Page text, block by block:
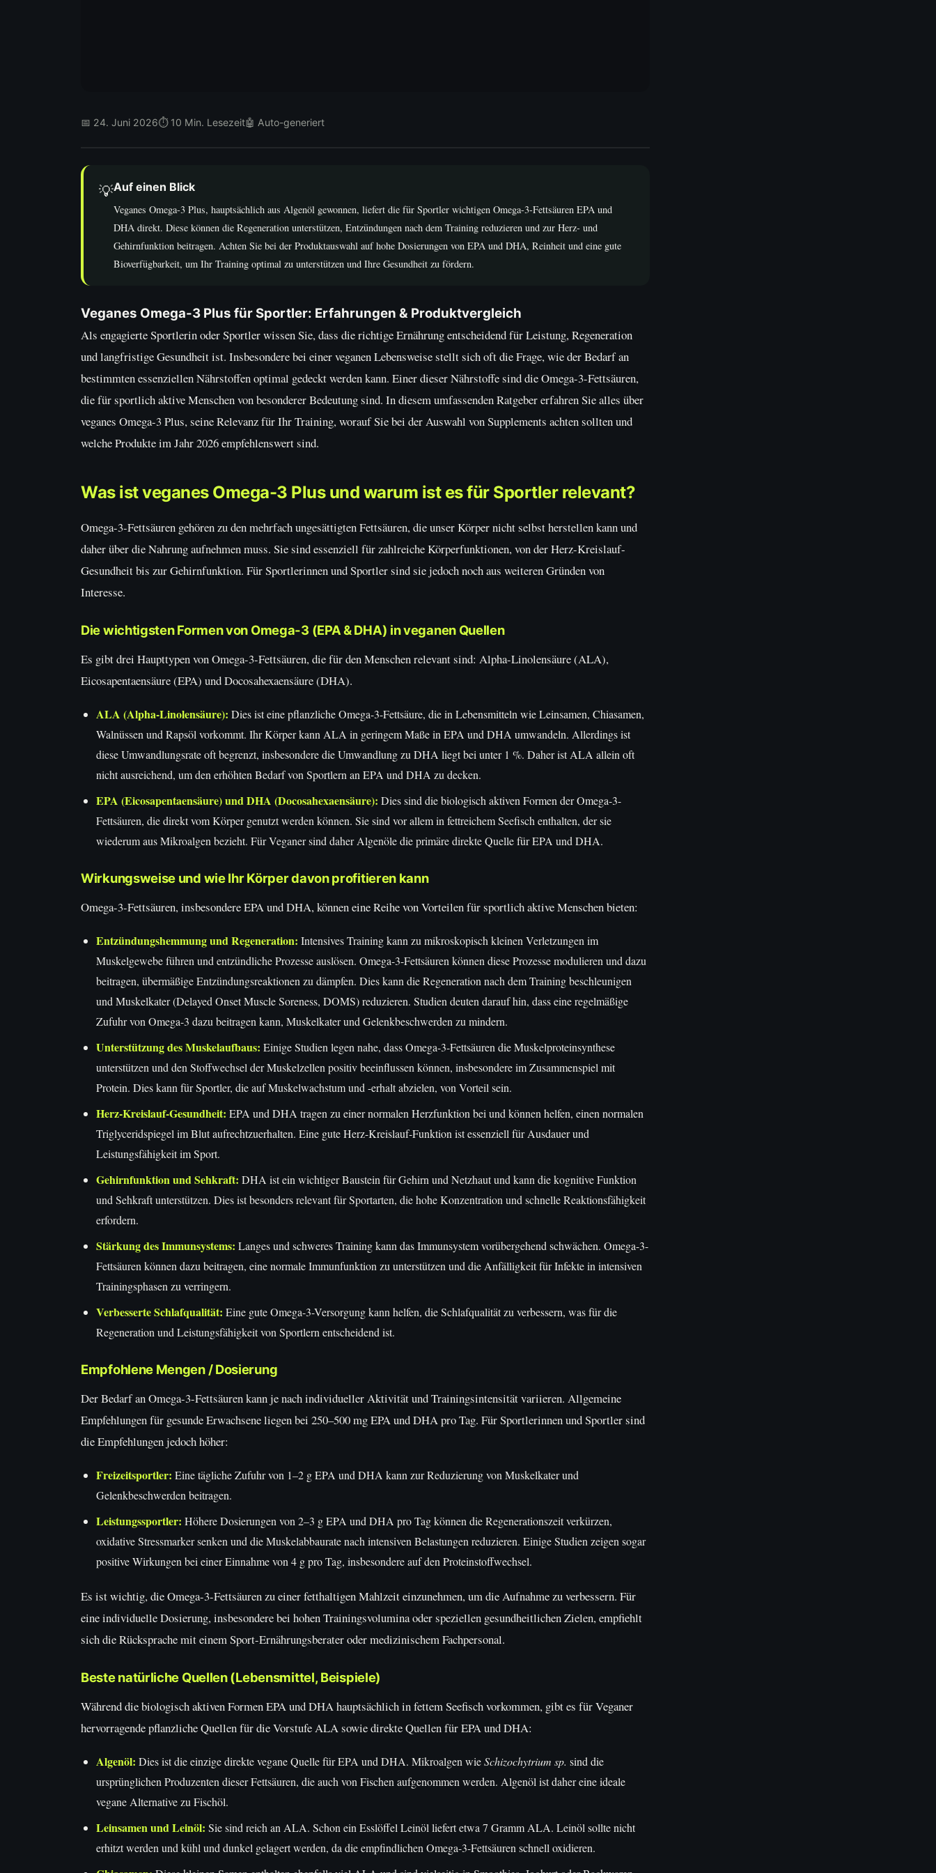
📅 24. Juni 2026⏱ 10 Min. Lesezeit🤖 Auto-generiert
💡Auf einen Blick
Veganes Omega-3 Plus, hauptsächlich aus Algenöl gewonnen, liefert die für Sportler wichtigen Omega-3-Fettsäuren EPA und
DHA direkt. Diese können die Regeneration unterstützen, Entzündungen nach dem Training reduzieren und zur Herz- und
Gehirnfunktion beitragen. Achten Sie bei der Produktauswahl auf hohe Dosierungen von EPA und DHA, Reinheit und eine gute
Bioverfügbarkeit, um Ihr Training optimal zu unterstützen und Ihre Gesundheit zu fördern.
Veganes Omega-3 Plus für Sportler: Erfahrungen & Produktvergleich
Als engagierte Sportlerin oder Sportler wissen Sie, dass die richtige Ernährung entscheidend für Leistung, Regeneration
und langfristige Gesundheit ist. Insbesondere bei einer veganen Lebensweise stellt sich oft die Frage, wie der Bedarf an
bestimmten essenziellen Nährstoffen optimal gedeckt werden kann. Einer dieser Nährstoffe sind die Omega-3-Fettsäuren,
die für sportlich aktive Menschen von besonderer Bedeutung sind. In diesem umfassenden Ratgeber erfahren Sie alles über
veganes Omega-3 Plus, seine Relevanz für Ihr Training, worauf Sie bei der Auswahl von Supplements achten sollten und
welche Produkte im Jahr 2026 empfehlenswert sind.
Was ist veganes Omega-3 Plus und warum ist es für Sportler relevant?
Omega-3-Fettsäuren gehören zu den mehrfach ungesättigten Fettsäuren, die unser Körper nicht selbst herstellen kann und
daher über die Nahrung aufnehmen muss. Sie sind essenziell für zahlreiche Körperfunktionen, von der Herz-Kreislauf-
Gesundheit bis zur Gehirnfunktion. Für Sportlerinnen und Sportler sind sie jedoch noch aus weiteren Gründen von
Interesse.
Die wichtigsten Formen von Omega-3 (EPA & DHA) in veganen Quellen
Es gibt drei Haupttypen von Omega-3-Fettsäuren, die für den Menschen relevant sind: Alpha-Linolensäure (ALA),
Eicosapentaensäure (EPA) und Docosahexaensäure (DHA).
ALA (Alpha-Linolensäure): Dies ist eine pflanzliche Omega-3-Fettsäure, die in Lebensmitteln wie Leinsamen, Chiasamen,
Walnüssen und Rapsöl vorkommt. Ihr Körper kann ALA in geringem Maße in EPA und DHA umwandeln. Allerdings ist
diese Umwandlungsrate oft begrenzt, insbesondere die Umwandlung zu DHA liegt bei unter 1 %. Daher ist ALA allein oft
nicht ausreichend, um den erhöhten Bedarf von Sportlern an EPA und DHA zu decken.
EPA (Eicosapentaensäure) und DHA (Docosahexaensäure): Dies sind die biologisch aktiven Formen der Omega-3-
Fettsäuren, die direkt vom Körper genutzt werden können. Sie sind vor allem in fettreichem Seefisch enthalten, der sie
wiederum aus Mikroalgen bezieht. Für Veganer sind daher Algenöle die primäre direkte Quelle für EPA und DHA.
Wirkungsweise und wie Ihr Körper davon profitieren kann
Omega-3-Fettsäuren, insbesondere EPA und DHA, können eine Reihe von Vorteilen für sportlich aktive Menschen bieten:
Entzündungshemmung und Regeneration: Intensives Training kann zu mikroskopisch kleinen Verletzungen im
Muskelgewebe führen und entzündliche Prozesse auslösen. Omega-3-Fettsäuren können diese Prozesse modulieren und dazu
beitragen, übermäßige Entzündungsreaktionen zu dämpfen. Dies kann die Regeneration nach dem Training beschleunigen
und Muskelkater (Delayed Onset Muscle Soreness, DOMS) reduzieren. Studien deuten darauf hin, dass eine regelmäßige
Zufuhr von Omega-3 dazu beitragen kann, Muskelkater und Gelenkbeschwerden zu mindern.
Unterstützung des Muskelaufbaus: Einige Studien legen nahe, dass Omega-3-Fettsäuren die Muskelproteinsynthese
unterstützen und den Stoffwechsel der Muskelzellen positiv beeinflussen können, insbesondere im Zusammenspiel mit
Protein. Dies kann für Sportler, die auf Muskelwachstum und -erhalt abzielen, von Vorteil sein.
Herz-Kreislauf-Gesundheit: EPA und DHA tragen zu einer normalen Herzfunktion bei und können helfen, einen normalen
Triglyceridspiegel im Blut aufrechtzuerhalten. Eine gute Herz-Kreislauf-Funktion ist essenziell für Ausdauer und
Leistungsfähigkeit im Sport.
Gehirnfunktion und Sehkraft: DHA ist ein wichtiger Baustein für Gehirn und Netzhaut und kann die kognitive Funktion
und Sehkraft unterstützen. Dies ist besonders relevant für Sportarten, die hohe Konzentration und schnelle Reaktionsfähigkeit
erfordern.
Stärkung des Immunsystems: Langes und schweres Training kann das Immunsystem vorübergehend schwächen. Omega-3-
Fettsäuren können dazu beitragen, eine normale Immunfunktion zu unterstützen und die Anfälligkeit für Infekte in intensiven
Trainingsphasen zu verringern.
Verbesserte Schlafqualität: Eine gute Omega-3-Versorgung kann helfen, die Schlafqualität zu verbessern, was für die
Regeneration und Leistungsfähigkeit von Sportlern entscheidend ist.
Empfohlene Mengen / Dosierung
Der Bedarf an Omega-3-Fettsäuren kann je nach individueller Aktivität und Trainingsintensität variieren. Allgemeine
Empfehlungen für gesunde Erwachsene liegen bei 250–500 mg EPA und DHA pro Tag. Für Sportlerinnen und Sportler sind
die Empfehlungen jedoch höher:
Freizeitsportler: Eine tägliche Zufuhr von 1–2 g EPA und DHA kann zur Reduzierung von Muskelkater und
Gelenkbeschwerden beitragen.
Leistungssportler: Höhere Dosierungen von 2–3 g EPA und DHA pro Tag können die Regenerationszeit verkürzen,
oxidative Stressmarker senken und die Muskelabbaurate nach intensiven Belastungen reduzieren. Einige Studien zeigen sogar
positive Wirkungen bei einer Einnahme von 4 g pro Tag, insbesondere auf den Proteinstoffwechsel.
Es ist wichtig, die Omega-3-Fettsäuren zu einer fetthaltigen Mahlzeit einzunehmen, um die Aufnahme zu verbessern. Für
eine individuelle Dosierung, insbesondere bei hohen Trainingsvolumina oder speziellen gesundheitlichen Zielen, empfiehlt
sich die Rücksprache mit einem Sport-Ernährungsberater oder medizinischem Fachpersonal.
Beste natürliche Quellen (Lebensmittel, Beispiele)
Während die biologisch aktiven Formen EPA und DHA hauptsächlich in fettem Seefisch vorkommen, gibt es für Veganer
hervorragende pflanzliche Quellen für die Vorstufe ALA sowie direkte Quellen für EPA und DHA:
Algenöl: Dies ist die einzige direkte vegane Quelle für EPA und DHA. Mikroalgen wieSchizochytrium sp. sind die
ursprünglichen Produzenten dieser Fettsäuren, die auch von Fischen aufgenommen werden. Algenöl ist daher eine ideale
vegane Alternative zu Fischöl.
Leinsamen und Leinöl: Sie sind reich an ALA. Schon ein Esslöffel Leinöl liefert etwa 7 Gramm ALA. Leinöl sollte nicht
erhitzt werden und kühl und dunkel gelagert werden, da die empfindlichen Omega-3-Fettsäuren schnell oxidieren.